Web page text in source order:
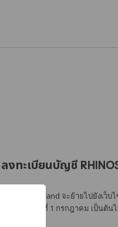
ลงทะเบียนบัญชี
Thailand จะย้ายไปยังเ
ยงใต้ตั้งแต่วันที่ 1 กรกฎาคม เป็นต้น